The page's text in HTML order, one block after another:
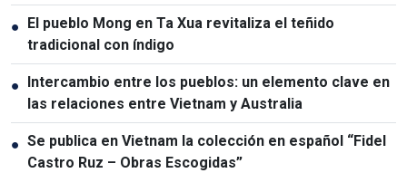
●
El pueblo Mong en Ta Xua revitaliza el teñido
tradicional con índigo
●
Intercambio entre los pueblos: un elemento clave en
las relaciones entre Vietnam y Australia
● Se publica en Vietnam la colección en español “Fidel
Castro Ruz – Obras Escogidas”